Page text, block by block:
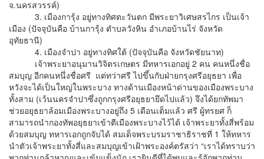
จ.นครสวรรค์)
3. เมืองการุ้ง อยู่ทางทิศตะวันตก มีพระยาวิเศษสรไกร เป็นเจ้า
เมือง (ปัจจุบันคือ บ้านการุ้ง ตำบลวังหิน อำเภอบ้านไร่ จังหวัด
อุทัยธานี)
4. เมืองจำปา อยู่ทางทิศใต้ (ปัจจุบันคือ จังหวัดชัยนาท)
เจ้าพระยาอนุมานวิจิตรเกษตร มีทหารเอกอยู่ 2 คน คนหนึ่งชื่อ
สมบุญ อีกคนหนึ่งชื่อศรี แต่ทว่าศรี ไปขึ้นกับฝ่ายกรุงศรีอยุธยา เพื่อ
หวังจะได้เป็นใหญ่ในพระบาง ทางด้านเมืองหน้าด่านของเมืองพระบาง
ทั้งสาม (เว้นนครจำปาซึ่งถูกกรุงศรีอยุธยายึดไปแล้ว) จึงได้ยกทัพมา
ช่วยอยุธยาล้อมเมืองพระบางอยู่ถึง 5 เดือนเต็มแล้ว ศรี ผู้ทรยศ ก็
สามารถนำกองทัพอยุธยาเข้าตีเมืองพระบางไว้ได้ เจ้าพระยาทั้งสี่พร้อม
ด้วยสมบุญ ทหารเอกถูกจับได้ สมเด็จพระบรมราชาธิราชที่ 1 ให้ทหาร
นำตัวเจ้าพระยาทั้งสี่และสมบุญเข้าเฝ้าพระองค์ตรัสว่า “เราได้ทราบว่า